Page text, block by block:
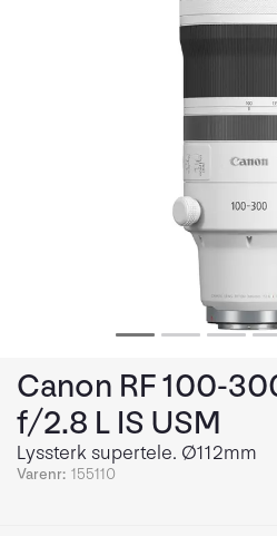
Canon RF 100-
f/2.8 L IS USM
Lyssterk supertele. Ø112mm
Varenr: 155110